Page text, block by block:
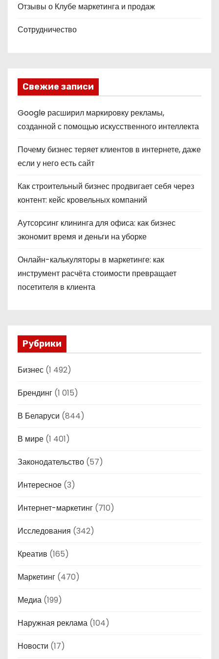
Отзывы о Клубе маркетинга и продаж
Сотрудничество
Свежие записи
Google расширил маркировку рекламы,
созданной с помощью искусственного интеллекта
Почему бизнес теряет клиентов в интернете, даже
если у него есть сайт
Как строительный бизнес продвигает себя через
контент: кейс кровельных компаний
Аутсорсинг клининга для офиса: как бизнес
экономит время и деньги на уборке
Онлайн-калькуляторы в маркетинге: как
инструмент расчёта стоимости превращает
посетителя в клиента
Рубрики
Бизнес (1 492)
Брендинг (1 015)
В Беларуси (844)
В мире (1 401)
Законодательство (57)
Интересное (3)
Интернет-маркетинг (710)
Исследования (342)
Креатив (165)
Маркетинг (470)
Медиа (199)
Наружная реклама (104)
Новости (17)